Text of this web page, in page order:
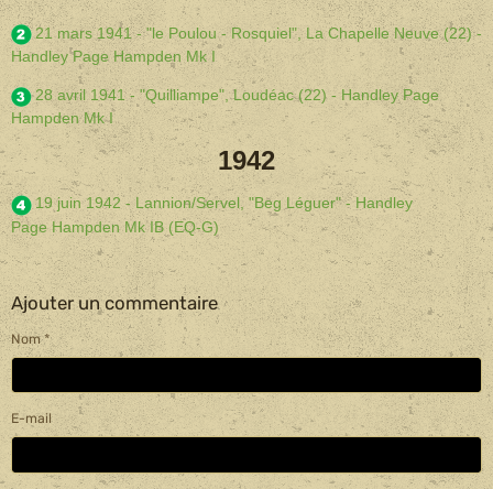
21 mars 1941 - "le Poulou - Rosquiel", La Chapelle Neuve (22) -
Handley Page Hampden Mk I
28 avril 1941 - "Quilliampe", Loudéac (22) - Handley Page
Hampden Mk I
1942
19 juin 1942 - Lannion/Servel, "Beg Léguer" - Handley
Page Hampden Mk IB (EQ-G)
Ajouter un commentaire
Nom
E-mail